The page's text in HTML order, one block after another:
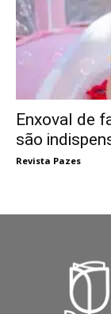
Enxoval de
são
Revista Pazes